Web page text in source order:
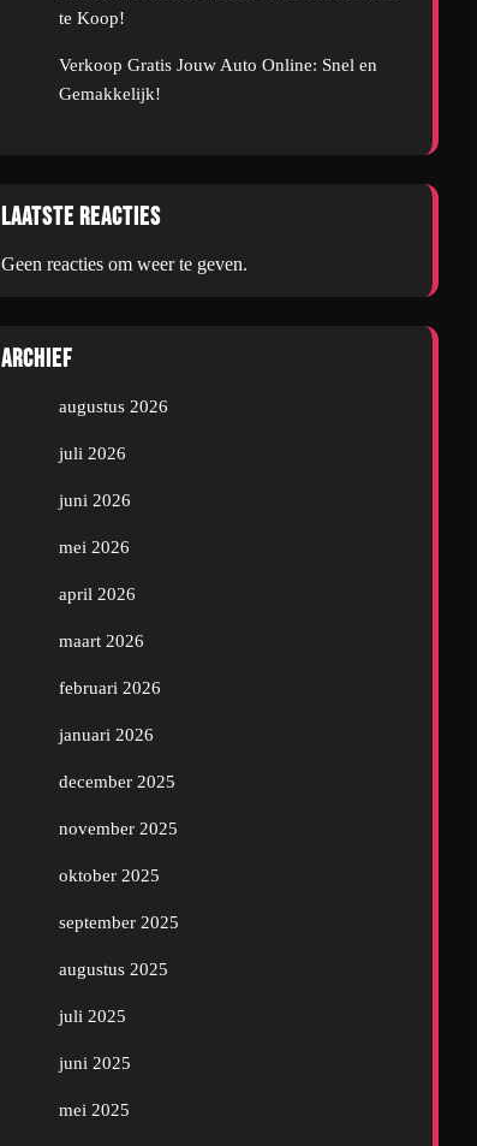
te Koop!
Verkoop Gratis Jouw Auto Online: Snel en
Gemakkelijk!
Laatste reacties
Geen reacties om weer te geven.
Archief
augustus 2026
juli 2026
juni 2026
mei 2026
april 2026
maart 2026
februari 2026
januari 2026
december 2025
november 2025
oktober 2025
september 2025
augustus 2025
juli 2025
juni 2025
mei 2025